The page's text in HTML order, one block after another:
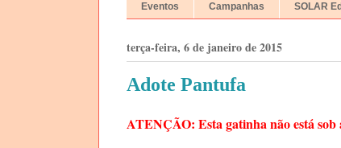
Eventos Campanhas SOLAR
terça-feira, 6 de janeiro de 2015
Adote Pantufa
ATENÇÃO: Esta gatinha não está